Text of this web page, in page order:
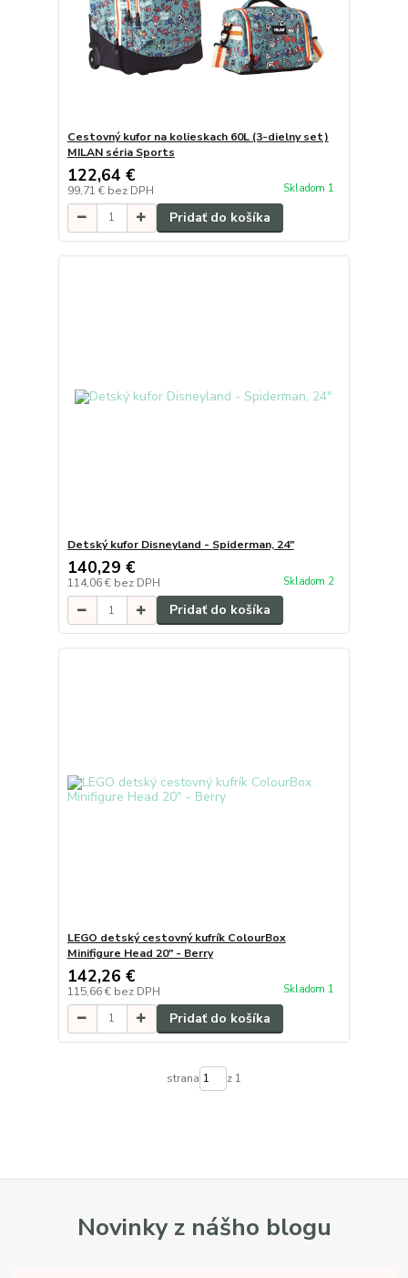
Cestovný kufor na kolieskach 60L (3-dielny set)
MILAN séria Sports
122,64 €
99,71 € bez DPH Skladom 1
Pridať do košíka
Detský kufor Disneyland - Spiderman, 24"
140,29 €
114,06 € bez DPH Skladom 2
Pridať do košíka
LEGO detský cestovný kufrík ColourBox
Minifigure Head 20" - Berry
142,26 €
115,66 € bez DPH Skladom 1
Pridať do košíka
strana z 1
Novinky z nášho blogu